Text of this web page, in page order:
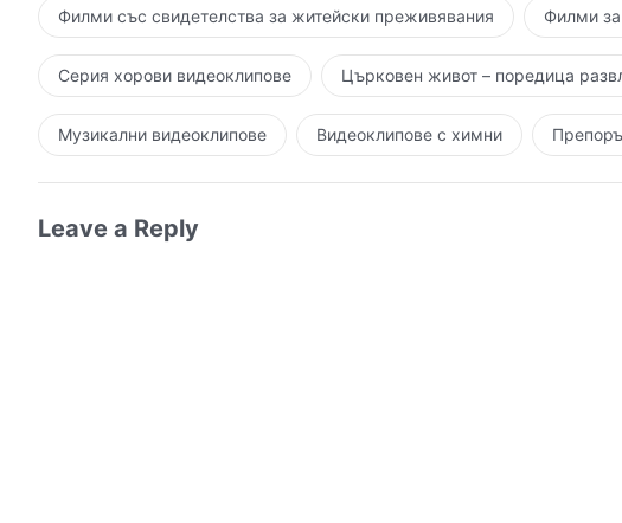
Филми със свидетелства за житейски преживявания Филми за
Серия хорови видеоклипове Църковен живот – поредица
Музикални видеоклипове Видеоклипове с химни
Leave a Reply